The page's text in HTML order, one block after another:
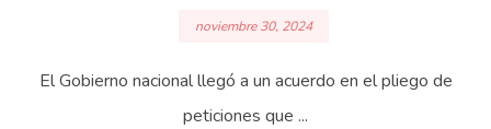
noviembre 30, 2024
El Gobierno nacional llegó a un acuerdo en el pliego de
peticiones que ...